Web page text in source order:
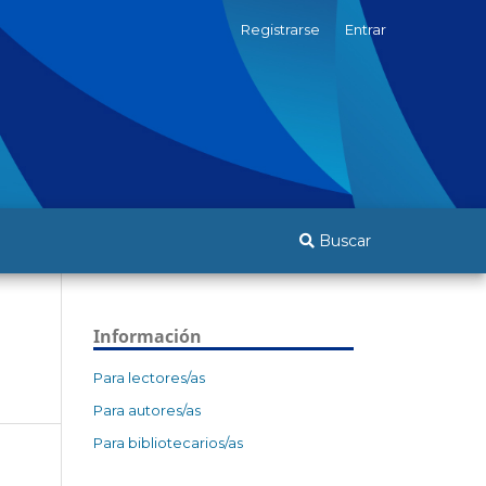
Buscar
Registrarse Entrar
Información
Para lectores/as
Para autores/as
Para bibliotecarios/as